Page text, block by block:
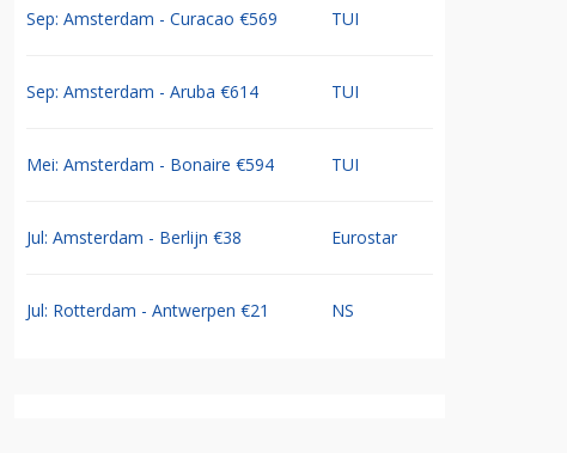
Sep: Amsterdam - Curacao €569 TUI
Sep: Amsterdam - Aruba €614 TUI
Mei: Amsterdam - Bonaire €594 TUI
Jul: Amsterdam - Berlijn €38 Eurostar
Jul: Rotterdam - Antwerpen €21 NS